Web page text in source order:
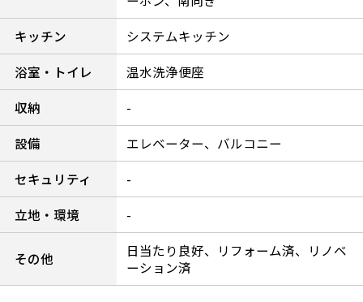
キッチン
システムキッチン
浴室・トイレ
温水洗浄便座
収納
-
設備
エレベーター、バルコニー
セキュリティ
-
立地・環境
-
その他
日当たり良好、リフォーム済、リノベ
ーション済